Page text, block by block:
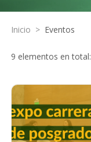
Inicio > Eventos
9 elementos en total: